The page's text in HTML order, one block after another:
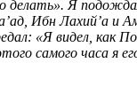
Я
Ибн Лахий’а и
«Я видел, как
самого часа я